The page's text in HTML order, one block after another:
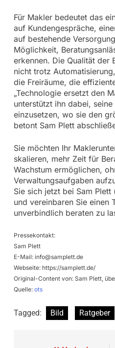
Für Makler bedeutet das
auf Kundengespräche,
auf bestehende
Möglichkeit,
erkennen. Die Qualität der
nicht trotz
die Freiräume, die
„Technologie ersetzt den
unterstützt ihn dabei,
einzusetzen, wo sie den
betont Sam Plett
Sie möchten Ihr
skalieren, mehr Zeit für
Wachstum ermöglichen,
Verwaltungsaufgaben
Sie sich jetzt bei Sam
und vereinbaren Sie einen
unverbindlich beraten zu
Pressekontakt:
Sam Plett
E-Mail: info@samplett.de
Webseite: https://samplett.de/
Original-Content von: Sam Plett,
Quelle: ots
Tagged: Bild Ratgeber